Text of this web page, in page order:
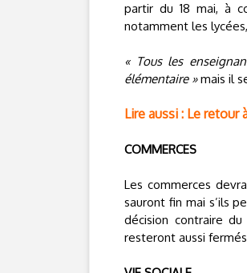
partir du 18 mai, à
notamment les
« Tous les
élémentaire »mais il
Lire aussi : Le retour
COMMERCES
Les commerces
sauront fin mai s’ils
décision contraire
resteront aussi fermés